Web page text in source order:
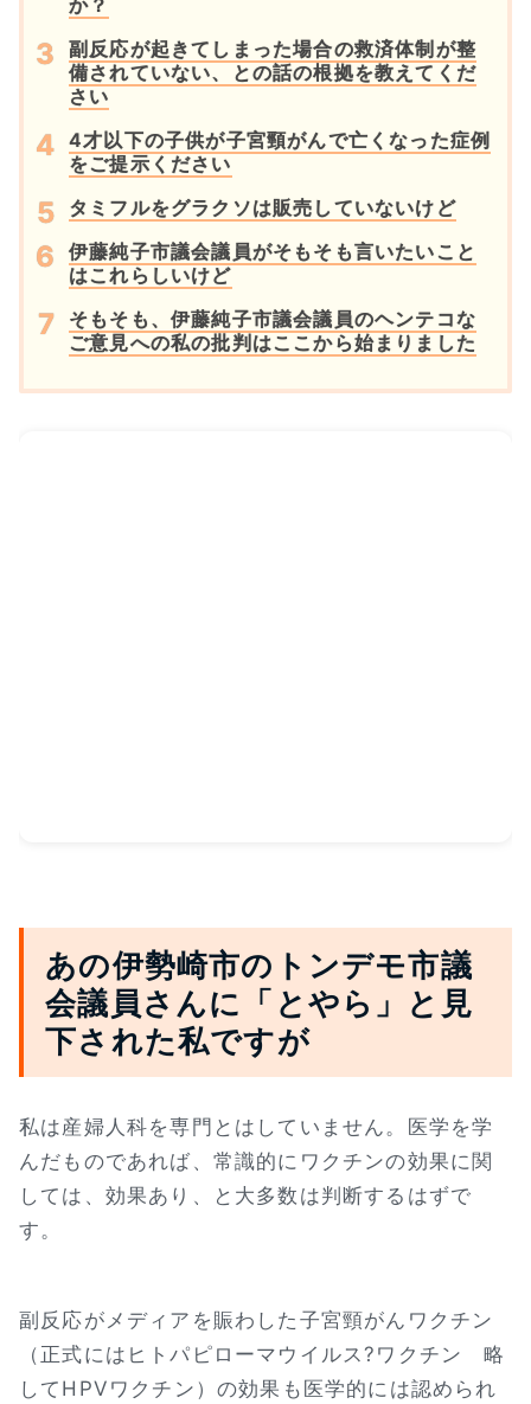
か？
副反応が起きてしまった場合の救済体制が整
備されていない、との話の根拠を教えてくだ
さい
4才以下の子供が子宮頸がんで亡くなった症例
をご提示ください
タミフルをグラクソは販売していないけど
伊藤純子市議会議員がそもそも言いたいこと
はこれらしいけど
そもそも、伊藤純子市議会議員のヘンテコな
ご意見への私の批判はここから始まりました
あの伊勢崎市のトンデモ市議
会議員さんに「とやら」と見
下された私ですが
私は産婦人科を専門とはしていません。医学を学
んだものであれば、常識的にワクチンの効果に関
しては、効果あり、と大多数は判断するはずで
す。
副反応がメディアを賑わした子宮頸がんワクチン
（正式にはヒトパピローマウイルス?ワクチン 略
してHPVワクチン）の効果も医学的には認められ